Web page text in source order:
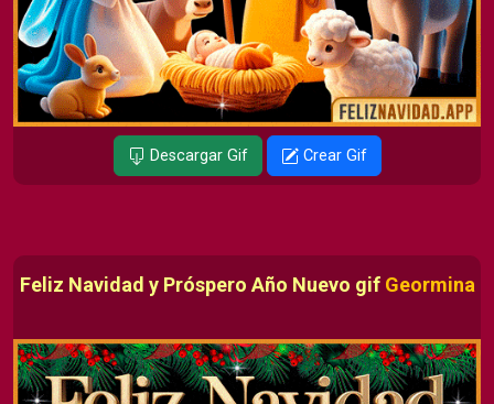
Descargar Gif Crear Gif
Feliz Navidad y Próspero Año Nuevo gif Geormina